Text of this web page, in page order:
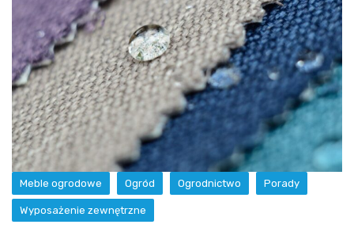
Meble ogrodowe Ogród Ogrodnictwo Porady
Wyposażenie zewnętrzne